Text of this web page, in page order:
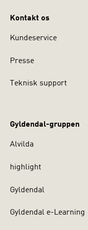
Kontakt os
Kundeservice
Presse
Teknisk support
Gyldendal-gruppen
Alvilda
highlight
Gyldendal
Gyldendal e-Learning